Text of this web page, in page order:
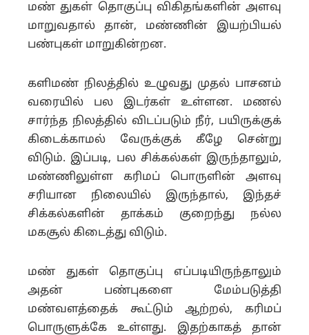
மண் துகள் தொகுப்பு விகிதங்களின் அளவு
மாறுவதால் தான், மண்ணின் இயற்பியல்
பண்புகள் மாறுகின்றன.
களிமண் நிலத்தில் உழுவது முதல் பாசனம்
வரையில் பல இடர்கள் உள்ளன. மணல்
சார்ந்த நிலத்தில் விடப்படும் நீர், பயிருக்குக்
கிடைக்காமல் வேருக்குக் கீழே சென்று
விடும். இப்படி, பல சிக்கல்கள் இருந்தாலும்,
மண்ணிலுள்ள கரிமப் பொருளின் அளவு
சரியான நிலையில் இருந்தால், இந்தச்
சிக்கல்களின் தாக்கம் குறைந்து நல்ல
மகசூல் கிடைத்து விடும்.
மண் துகள் தொகுப்பு எப்படியிருந்தாலும்
அதன் பண்புகளை மேம்படுத்தி
மண்வளத்தைக் கூட்டும் ஆற்றல், கரிமப்
பொருளுக்கே உள்ளது. இதற்காகத் தான்